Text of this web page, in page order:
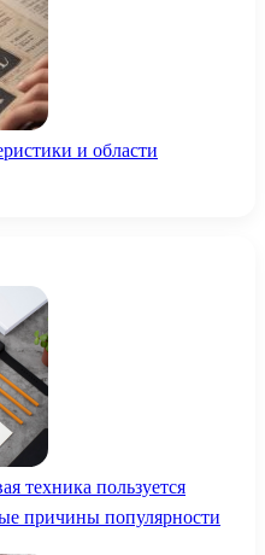
и области
техника пользуется
причины популярности